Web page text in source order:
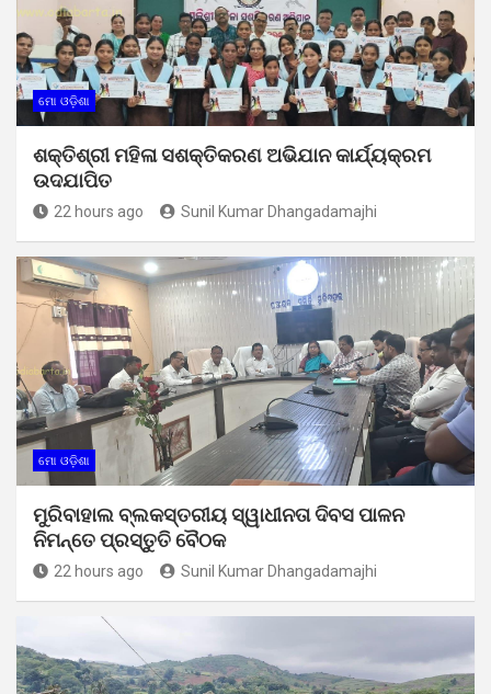
ମୋ ଓଡ଼ିଶା
ଶକ୍ତିଶ୍ରୀ ମହିଳା ସଶକ୍ତିକରଣ ଅଭିଯାନ କାର୍ଯ୍ୟକ୍ରମ
ଉଦଯାପିତ
22 hours ago Sunil Kumar Dhangadamajhi
ମୋ ଓଡ଼ିଶା
ମୁରିବାହାଲ ବ୍ଲକସ୍ତରୀୟ ସ୍ୱାଧୀନତା ଦିବସ ପାଳନ
ନିମନ୍ତେ ପ୍ରସ୍ତୁତି ବୈଠକ
22 hours ago Sunil Kumar Dhangadamajhi